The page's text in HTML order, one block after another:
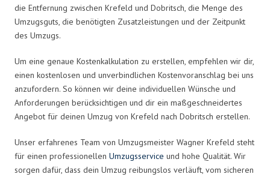
die Entfernung zwischen Krefeld und Dobritsch, die Menge des
Umzugsguts, die benötigten Zusatzleistungen und der Zeitpunkt
des Umzugs.
Um eine genaue Kostenkalkulation zu erstellen, empfehlen wir dir,
einen kostenlosen und unverbindlichen Kostenvoranschlag bei uns
anzufordern. So können wir deine individuellen Wünsche und
Anforderungen berücksichtigen und dir ein maßgeschneidertes
Angebot für deinen Umzug von Krefeld nach Dobritsch erstellen.
Unser erfahrenes Team von Umzugsmeister Wagner Krefeld steht
für einen professionellen Umzugsservice und hohe Qualität. Wir
sorgen dafür, dass dein Umzug reibungslos verläuft, vom sicheren